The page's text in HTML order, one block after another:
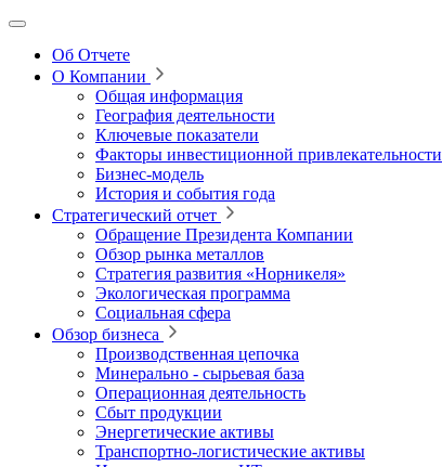
Об Отчете
О Компании
Общая информация
География деятельности
Ключевые показатели
Факторы инвестиционной привлекательности
Бизнес-модель
История и события года
Стратегический отчет
Обращение Президента Компании
Обзор рынка металлов
Стратегия развития «Норникеля»
Экологическая программа
Социальная сфера
Обзор бизнеса
Производственная цепочка
Минерально ‑ сырьевая база
Операционная деятельность
Сбыт продукции
Энергетические активы
Транспортно-логистические активы